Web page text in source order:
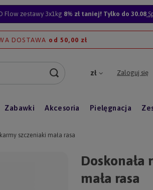
Flow zestawy 3x1kg 8% zł taniej! Tylko do 30.08
DOSTAWA od 50,00 zł
zł Zaloguj się
Zabawki Akcesoria Pielęgnacja
szczeniaki mała rasa
Doskonała
mała rasa